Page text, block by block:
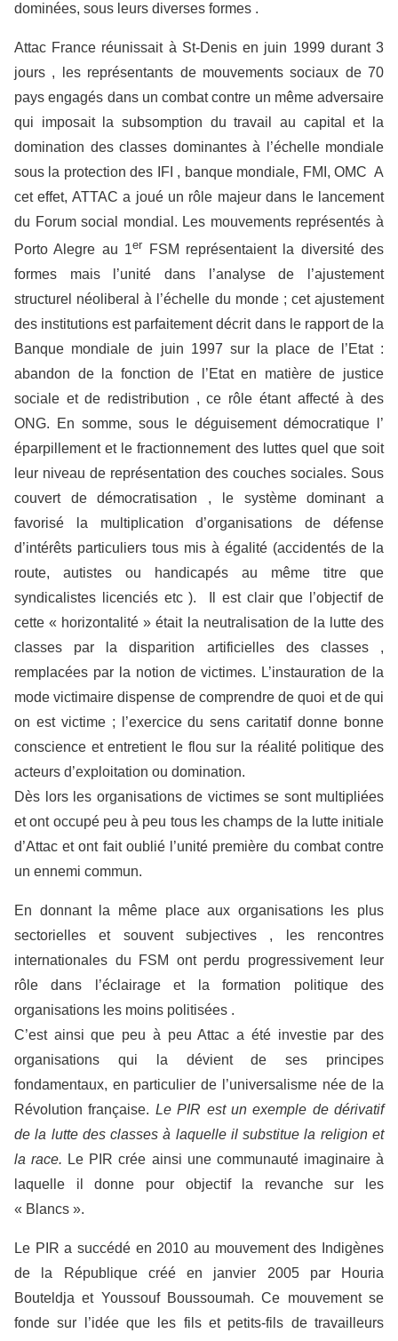
dominées, sous leurs diverses formes .
Attac France réunissait à St-Denis en juin 1999 durant 3
jours , les représentants de mouvements sociaux de 70
pays engagés dans un combat contre un même adversaire
qui imposait la subsomption du travail au capital et la
domination des classes dominantes à l’échelle mondiale
sous la protection des IFI , banque mondiale, FMI, OMC A
cet effet, ATTAC a joué un rôle majeur dans le lancement
du Forum social mondial. Les mouvements représentés à
Porto Alegre au 1er FSM représentaient la diversité des
formes mais l’unité dans l’analyse de l’ajustement
structurel néoliberal à l’échelle du monde ; cet ajustement
des institutions est parfaitement décrit dans le rapport de la
Banque mondiale de juin 1997 sur la place de l’Etat :
abandon de la fonction de l’Etat en matière de justice
sociale et de redistribution , ce rôle étant affecté à des
ONG. En somme, sous le déguisement démocratique l’
éparpillement et le fractionnement des luttes quel que soit
leur niveau de représentation des couches sociales. Sous
couvert de démocratisation , le système dominant a
favorisé la multiplication d’organisations de défense
d’intérêts particuliers tous mis à égalité (accidentés de la
route, autistes ou handicapés au même titre que
syndicalistes licenciés etc ). Il est clair que l’objectif de
cette « horizontalité » était la neutralisation de la lutte des
classes par la disparition artificielles des classes ,
remplacées par la notion de victimes. L’instauration de la
mode victimaire dispense de comprendre de quoi et de qui
on est victime ; l’exercice du sens caritatif donne bonne
conscience et entretient le flou sur la réalité politique des
acteurs d’exploitation ou domination.
Dès lors les organisations de victimes se sont multipliées
et ont occupé peu à peu tous les champs de la lutte initiale
d’Attac et ont fait oublié l’unité première du combat contre
un ennemi commun.
En donnant la même place aux organisations les plus
sectorielles et souvent subjectives , les rencontres
internationales du FSM ont perdu progressivement leur
rôle dans l’éclairage et la formation politique des
organisations les moins politisées .
C’est ainsi que peu à peu Attac a été investie par des
organisations qui la dévient de ses principes
fondamentaux, en particulier de l’universalisme née de la
Révolution française. Le PIR est un exemple de dérivatif
de la lutte des classes à laquelle il substitue la religion et
la race. Le PIR crée ainsi une communauté imaginaire à
laquelle il donne pour objectif la revanche sur les
« Blancs ».
Le PIR a succédé en 2010 au mouvement des Indigènes
de la République créé en janvier 2005 par Houria
Bouteldja et Youssouf Boussoumah. Ce mouvement se
fonde sur l’idée que les fils et petits-fils de travailleurs